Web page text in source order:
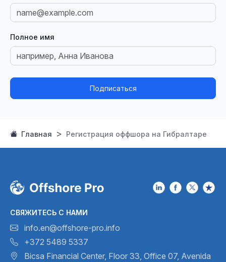
Полное имя
Подписаться
Главная Регистрация оффшора на Гибралтаре
СВЯЖИТЕСЬ С НАМИ
info.en@offshore-pro.info
+372 5489 5337
Bicsa Financial Center, Floor 33, Office 07, Avenida